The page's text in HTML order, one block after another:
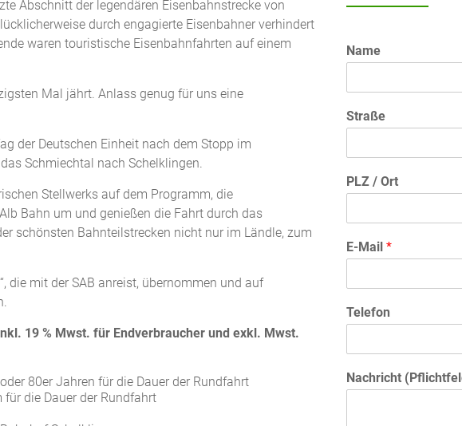
Abschnitt der legendären Eisenbahnstrecke von
durch engagierte Eisenbahner verhindert
waren touristische Eisenbahnfahrten auf einem
Mal jährt. Anlass genug für uns eine
der Deutschen Einheit nach dem Stopp im
Schmiechtal nach Schelklingen.
Stellwerks auf dem Programm, die
Bahn um und genießen die Fahrt durch das
schönsten Bahnteilstrecken nicht nur im Ländle, zum
die mit der SAB anreist, übernommen und auf
19 % Mwst. für Endverbraucher und exkl. Mwst.
80er Jahren für die Dauer der Rundfahrt
für die Dauer der Rundfahrt
Name
Straße
PLZ / Ort
E-Mail*
Telefon
Nachricht